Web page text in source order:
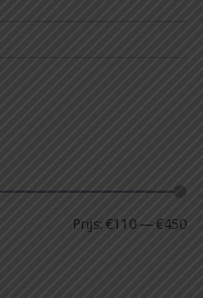
Prijs: €110—€450